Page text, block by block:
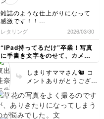
雑誌のような仕上がりになって
感激です！！
文字のレイアウトのバリエーシ
ョンも色々教えていただきあり
がとうございました！
レタリング 2026/03/30
“iPad持ってるだけ”卒業！写真
に手書き文字をのせて、カメラ
ロールが「アルバム」に変わる
デジタル文字講座しまりすママさん🐿️ コ
メントありがとうござい
れた大濠公園日本庭園の
お写真、とても素敵でし
た🌿 幻想的な雰囲気に